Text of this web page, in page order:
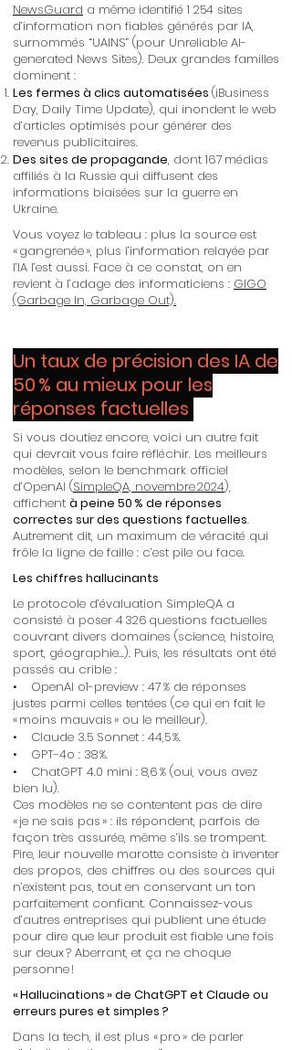
NewsGuard a même identifié 1 254 sites
d’information non fiables générés par IA,
surnommés “UAINS” (pour Unreliable AI-
generated News Sites). Deux grandes familles
dominent :
Les fermes à clics automatisées (iBusiness
Day, Daily Time Update), qui inondent le web
d’articles optimisés pour générer des
revenus publicitaires.
Des sites de propagande, dont 167 médias
affiliés à la Russie qui diffusent des
informations biaisées sur la guerre en
Ukraine.
Vous voyez le tableau : plus la source est
« gangrenée », plus l’information relayée par
l’IA l’est aussi. Face à ce constat, on en
revient à l’adage des informaticiens : GIGO
(Garbage In, Garbage Out).
Un taux de précision des IA de
50 % au mieux pour les
réponses factuelles
Si vous doutiez encore, voici un autre fait
qui devrait vous faire réfléchir. Les meilleurs
modèles, selon le benchmark officiel
d’OpenAI (SimpleQA, novembre 2024),
affichent à peine 50 % de réponses
correctes sur des questions factuelles.
Autrement dit, un maximum de véracité qui
frôle la ligne de faille : c’est pile ou face.
Les chiffres hallucinants
Le protocole d’évaluation SimpleQA a
consisté à poser 4 326 questions factuelles
couvrant divers domaines (science, histoire,
sport, géographie...). Puis, les résultats ont été
passés au crible :
• OpenAI o1-preview : 47 % de réponses
justes parmi celles tentées (ce qui en fait le
« moins mauvais » ou le meilleur).
• Claude 3.5 Sonnet : 44,5 %.
• GPT-4o : 38 %.
• ChatGPT 4.0 mini : 8,6 % (oui, vous avez
bien lu).
Ces modèles ne se contentent pas de dire
« je ne sais pas » : ils répondent, parfois de
façon très assurée, même s’ils se trompent.
Pire, leur nouvelle marotte consiste à inventer
des propos, des chiffres ou des sources qui
n’existent pas, tout en conservant un ton
parfaitement confiant. Connaissez-vous
d’autres entreprises qui publient une étude
pour dire que leur produit est fiable une fois
sur deux ? Aberrant, et ça ne choque
personne !
« Hallucinations » de ChatGPT et Claude ou
erreurs pures et simples ?
Dans la tech, il est plus « pro » de parler